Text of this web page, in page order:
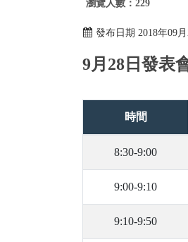
瀏覽人數：229
發布日期 2018年09月
9月28日發表
時間
8:30-9:00
9:00-9:10
9:10-9:50